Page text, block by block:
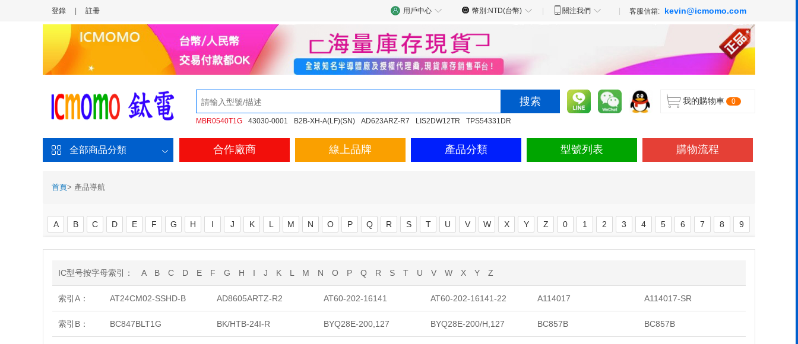
登錄 註冊 用戶中心 幣別:NTD(台幣) 關注我們 客服信箱: kevin@icmomo.com
MBR0540T1G 43030-0001 B2B-XH-A(LF)(SN) AD623ARZ-R7 LIS2DW12TR TPS54331DR
我的購物車 0
全部商品分類 合作廠商 線上品牌 產品分類 型號列表 購物流程
首頁> 產品導航
A B C D E F G H I J K L M N O P Q R S T U V W X Y Z 0 1 2 3 4 5 6 7 8 9
IC型号按字母索引： A B C D E F G H I J K L M N O P Q R S T U V W X Y Z
索引A： AT24CM02-SSHD-B AD8605ARTZ-R2 AT60-202-16141 AT60-202-16141-22 A114017 A114017-SR
索引B： BC847BLT1G BK/HTB-24I-R BYQ28E-200,127 BYQ28E-200/H,127 BC857B BC857B